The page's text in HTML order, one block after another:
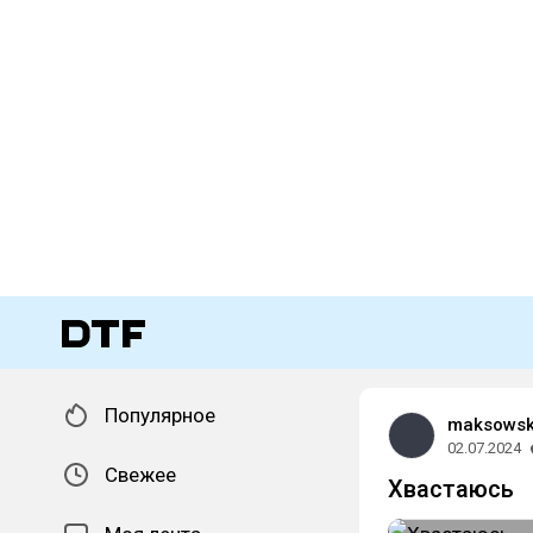
Популярное
Свежее
02.07.2024
Хвастаюсь